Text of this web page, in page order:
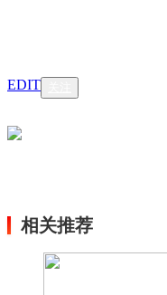
EDIT
相关推荐